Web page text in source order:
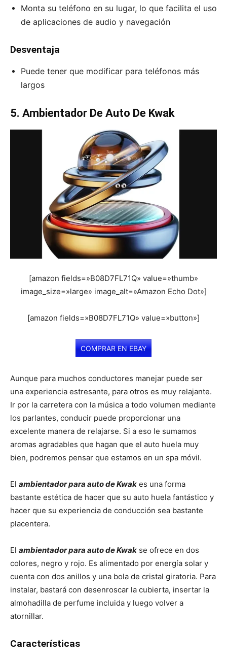
Monta su teléfono en su lugar, lo que facilita el uso
de aplicaciones de audio y navegación
Desventaja
Puede tener que modificar para teléfonos más
largos
5. Ambientador De Auto De Kwak
[amazon fields=»B08D7FL71Q» value=»thumb»
image_size=»large» image_alt=»Amazon Echo Dot»]
[amazon fields=»B08D7FL71Q» value=»button»]
COMPRAR EN EBAY
Aunque para muchos conductores manejar puede ser
una experiencia estresante, para otros es muy relajante.
Ir por la carretera con la música a todo volumen mediante
los parlantes, conducir puede proporcionar una
excelente manera de relajarse. Si a eso le sumamos
aromas agradables que hagan que el auto huela muy
bien, podremos pensar que estamos en un spa móvil.
El ambientador para auto de Kwak es una forma
bastante estética de hacer que su auto huela fantástico y
hacer que su experiencia de conducción sea bastante
placentera.
El ambientador para auto de Kwak se ofrece en dos
colores, negro y rojo. Es alimentado por energía solar y
cuenta con dos anillos y una bola de cristal giratoria. Para
instalar, bastará con desenroscar la cubierta, insertar la
almohadilla de perfume incluida y luego volver a
atornillar.
Características